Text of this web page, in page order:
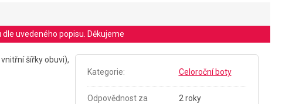
uvedeného popisu. Děkujeme
šířky obuvi),
Kategorie: Celoroční boty
Odpovědnost za
2 roky